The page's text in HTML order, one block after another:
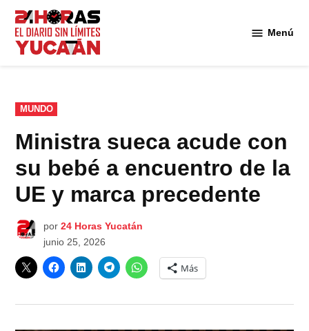
Saltar
contenido
Menú
PUBLICADO
EN
MUNDO
Ministra sueca acude con
su bebé a encuentro de la
UE y marca precedente
por 24 Horas Yucatán
junio 25, 2026
Más